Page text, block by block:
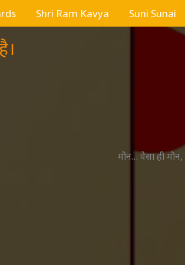
Shri Ram Kavya Suni Sunai
मौन… वैसा ही